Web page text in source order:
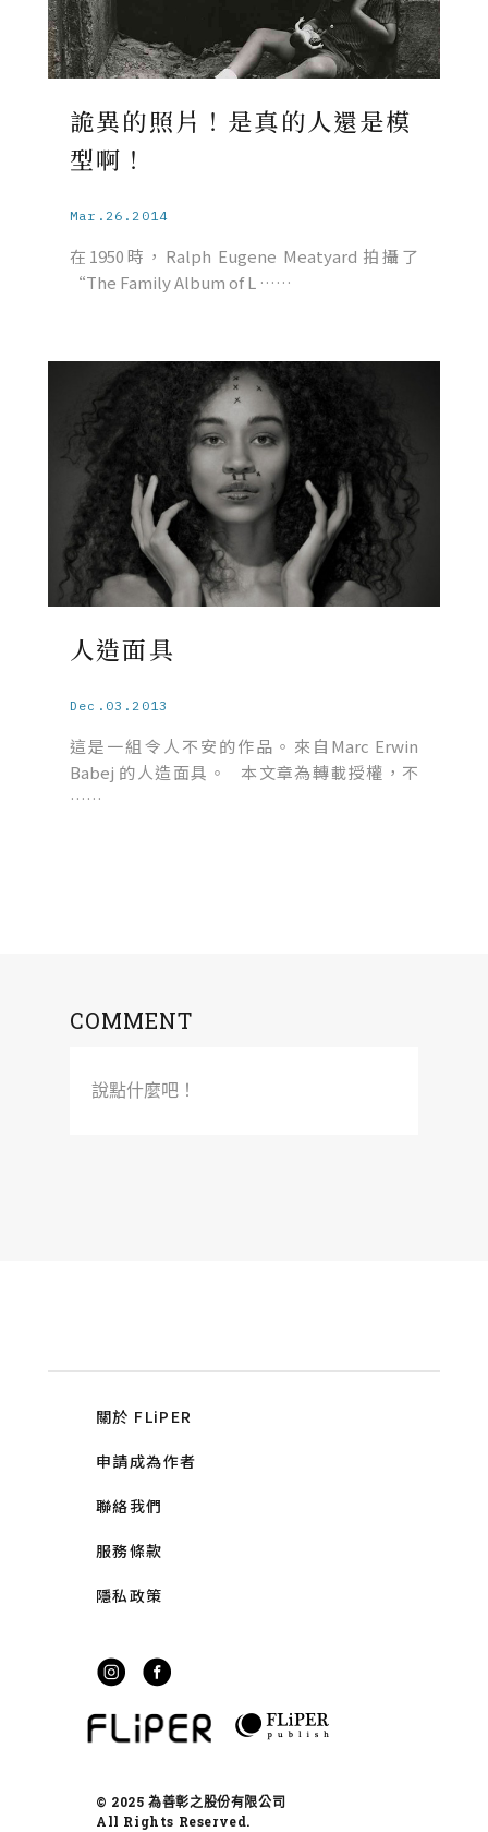
詭異的照片！是真的人還是模
型啊！
Mar.26.2014
在1950時，Ralph Eugene Meatyard 拍攝了
“The Family Album of L ……
人造面具
Dec.03.2013
這是一組令人不安的作品。來自Marc Erwin
Babej 的人造面具。 本文章為轉載授權，不
……
COMMENT
說點什麼吧！
關於 FLiPER
申請成為作者
聯絡我們
服務條款
隱私政策
© 2025 為善彰之股份有限公司
All Rights Reserved.